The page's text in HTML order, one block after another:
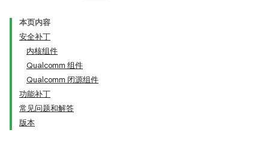
本页内容
安全补丁
内核组件
Qualcomm 组件
Qualcomm 闭源组件
功能补丁
常见问题和解答
版本